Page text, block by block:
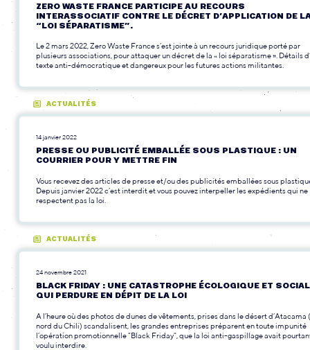
ZERO WASTE FRANCE PARTICIPE AU RECOURS
INTERASSOCIATIF CONTRE LE DÉCRET D’APPLICATION DE
“LOI SÉPARATISME”.
Le 2 mars 2022, Zero Waste France s’est jointe à un recours juridique porté par
plusieurs associations, pour attaquer un décret de la « loi séparatisme ». Détails
texte anti-démocratique et dangereux pour les futures actions militantes.
ACTUALITÉS
14 janvier 2022
PRESSE OU PUBLICITÉ EMBALLÉE SOUS PLASTIQUE : UN
COURRIER POUR Y METTRE FIN
Vous recevez des articles de presse et/ou des publicités emballées sous
Depuis janvier 2022 c’est interdit et vous pouvez interpeller les expédients qui ne
respectent pas la loi.
ACTUALITÉS
24 novembre 2021
BLACK FRIDAY : UNE CATASTROPHE ÉCOLOGIQUE ET
QUI PERDURE EN DÉPIT DE LA LOI
A l’heure où des photos de dunes de vêtements, prises dans le désert d’Atacama
nord du Chili) scandalisent, les grandes entreprises préparent en toute impunité
l’opération promotionnelle "Black Friday", que la loi anti-gaspillage avait
voulu interdire.